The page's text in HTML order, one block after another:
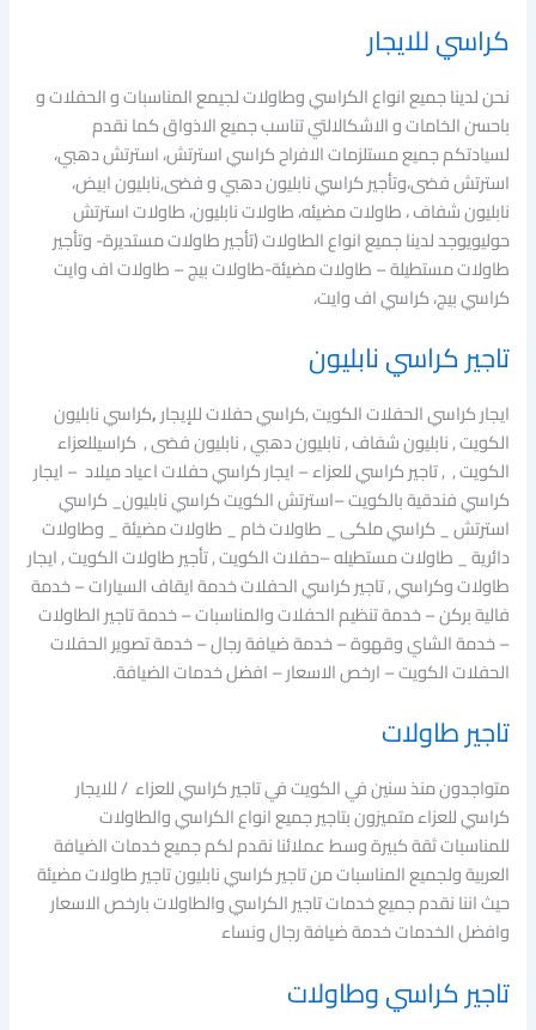
كراسي للايجار
نحن لدينا جميع انواع الكراسي وطاولات لجيمع المناسبات و الحفلات و
باحسن الخامات و الاشكالالتي تناسب جميع الاذواق كما نقدم
لسيادتكم جميع مستلزمات الافراح كراسي استرتش، استرتش دهبي،
استرتش فضى،وتأجير كراسي نابليون دهبي و فضى,نابليون ابيض،
نابليون شفاف ، طاولات مضيئه، طاولات نابليون، طاولات استرتش
حوليويوجد لدينا جميع انواع الطاولات (تأجير طاولات مستديرة- وتأجير
طاولات مستطيلة – طاولات مضيئة-طاولات بيج – طاولات اف وايت
كراسي بيج، كراسي اف وايت،
تاجير كراسي نابليون
ايجار كراسي الحفلات الكويت ,كراسي حفلات للإيجار,كراسي نابليون
الكويت , نابليون شفاف , نابليون دهبي , نابليون فضى , كراسيللعزاء
الكويت , , تاجير كراسي للعزاء – ايجار كراسي حفلات اعياد ميلاد – ايجار
كراسي فندقية بالكويت –استرتش الكويت كراسي نابليون_ كراسي
استرتش _ كراسي ملكى _ طاولات خام _ طاولات مضيئة _ وطاولات
دائرية _ طاولات مستطيله –حفلات الكويت , تأجير طاولات الكويت , ايجار
طاولات وكراسي , تاجير كراسي الحفلات خدمة ايقاف السيارات – خدمة
فالية بركن – خدمة تنظيم الحفلات والمناسبات – خدمة تاجير الطاولات
– خدمة الشاي وقهوة – خدمة ضيافة رجال – خدمة تصوير الحفلات
الحفلات الكويت – ارخص الاسعار – افضل خدمات الضيافة.
تاجير طاولات
متواجدون منذ سنين في الكويت في تاجير كراسي للعزاء / للايجار
كراسي للعزاء متميزون بتاجير جميع انواع الكراسي والطاولات
للمناسبات ثقة كبيرة وسط عملائنا نقدم لكم جميع خدمات الضيافة
العربية ولجميع المناسبات من تاجير كراسي نابليون تاجير طاولات مضيئة
حيث اننا نقدم جميع خدمات تاجير الكراسي والطاولات بارخص الاسعار
وافضل الخدمات خدمة ضيافة رجال ونساء
تاجير كراسي وطاولات